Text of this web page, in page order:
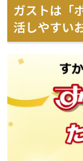
ガストは「
活しやすい